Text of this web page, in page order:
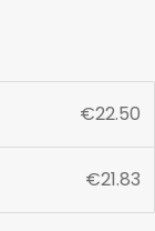
€22.50
€21.83